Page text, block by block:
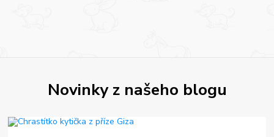
Novinky z našeho blogu